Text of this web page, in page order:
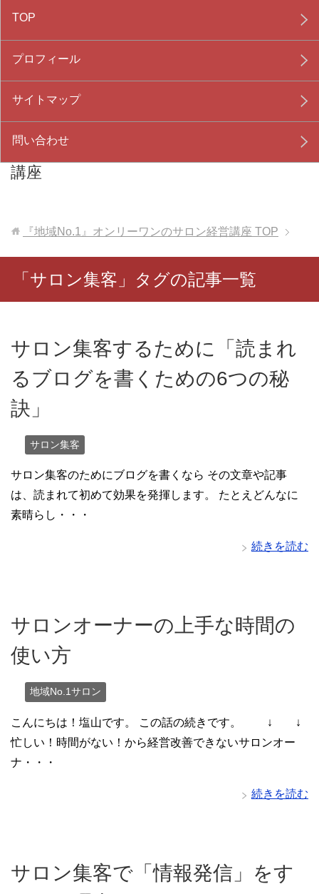
『地域No.1』オンリーワンのサロン経営
講座
TOP
プロフィール
サイトマップ
問い合わせ
『地域No.1』オンリーワンのサロン経営講座 TOP
「サロン集客」タグの記事一覧
サロン集客するために「読まれ
るブログを書くための6つの秘
訣」
サロン集客
サロン集客のためにブログを書くなら その文章や記事
は、読まれて初めて効果を発揮します。 たとえどんなに
素晴らし・・・
続きを読む
サロンオーナーの上手な時間の
使い方
地域No.1サロン
こんにちは！塩山です。 この話の続きです。 ↓ ↓
忙しい！時間がない！から経営改善できないサロンオー
ナ・・・
続きを読む
サロン集客で「情報発信」をす